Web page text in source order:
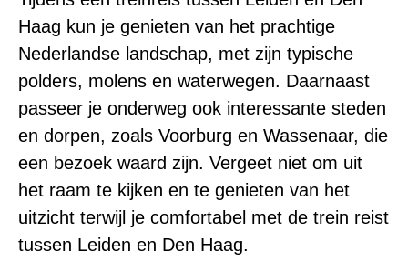
Haag kun je genieten van het prachtige
Nederlandse landschap, met zijn typische
polders, molens en waterwegen. Daarnaast
passeer je onderweg ook interessante steden
en dorpen, zoals Voorburg en Wassenaar, die
een bezoek waard zijn. Vergeet niet om uit
het raam te kijken en te genieten van het
uitzicht terwijl je comfortabel met de trein reist
tussen Leiden en Den Haag.